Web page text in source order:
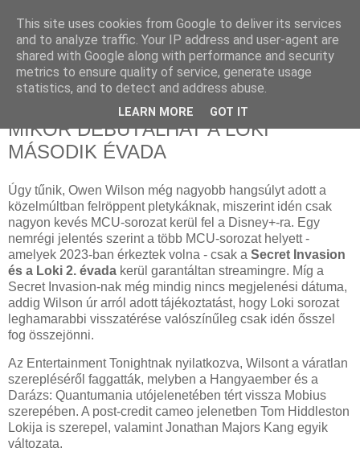
2023. március 26., vasárnap
OWEN WILSON ELKOTYOGTA,
MIKOR DEBÜTÁLHAT A LOKI
MÁSODIK ÉVADA
Úgy tűnik, Owen Wilson még nagyobb hangsúlyt adott a
közelmúltban felröppent pletykáknak, miszerint idén csak
nagyon kevés MCU-sorozat kerül fel a Disney+-ra. Egy
nemrégi jelentés szerint a több MCU-sorozat helyett -
amelyek 2023-ban érkeztek volna - csak a Secret Invasion
és a Loki 2. évada kerül garantáltan streamingre. Míg a
Secret Invasion-nak még mindig nincs megjelenési dátuma,
addig Wilson úr arról adott tájékoztatást, hogy Loki sorozat
leghamarabbi visszatérése valószínűleg csak idén ősszel
fog összejönni.
Az Entertainment Tonightnak nyilatkozva, Wilsont a váratlan
szerepléséről faggatták, melyben a Hangyaember és a
Darázs: Quantumania utójelenetében tért vissza Mobius
szerepében. A post-credit cameo jelenetben Tom Hiddleston
Lokija is szerepel, valamint Jonathan Majors Kang egyik
változata.
This site uses cookies from Google to deliver its services
and to analyze traffic. Your IP address and user-agent are
shared with Google along with performance and security
metrics to ensure quality of service, generate usage
statistics, and to detect and address abuse.
LEARN MORE GOT IT